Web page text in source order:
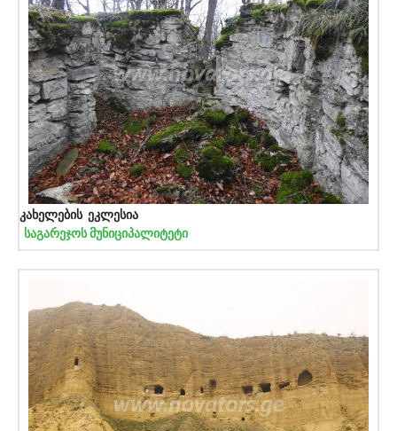
კახელების ეკლესია
საგარეჯოს მუნიციპალიტეტი